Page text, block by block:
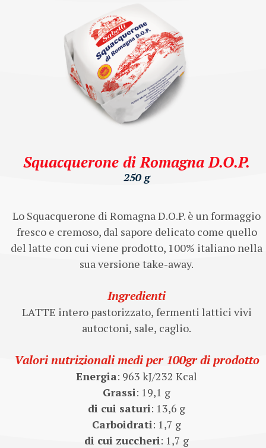
Squacquerone di Romagna D.O.P.
250 g
Lo Squacquerone di Romagna D.O.P. è un formaggio
fresco e cremoso, dal sapore delicato come quello
del latte con cui viene prodotto, 100% italiano nella
sua versione take-away.
Ingredienti
LATTE intero pastorizzato, fermenti lattici vivi
autoctoni, sale, caglio.
Valori nutrizionali medi per 100gr di prodotto
Energia: 963 kJ/232 Kcal
Grassi: 19,1 g
di cui saturi: 13,6 g
Carboidrati: 1,7 g
di cui zuccheri: 1,7 g